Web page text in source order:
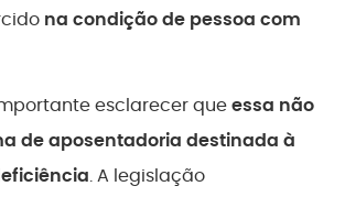
na condição de pessoa com
esclarecer queessa não
de aposentadoria destinada à
. A legislação